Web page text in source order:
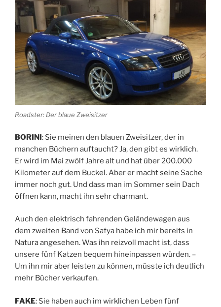
Roadster: Der blaue Zweisitzer
BORINI: Sie meinen den blauen Zweisitzer, der in
manchen Büchern auftaucht? Ja, den gibt es wirklich.
Er wird im Mai zwölf Jahre alt und hat über 200.000
Kilometer auf dem Buckel. Aber er macht seine Sache
immer noch gut. Und dass man im Sommer sein Dach
öffnen kann, macht ihn sehr charmant.
Auch den elektrisch fahrenden Geländewagen aus
dem zweiten Band von Safya habe ich mir bereits in
Natura angesehen. Was ihn reizvoll macht ist, dass
unsere fünf Katzen bequem hineinpassen würden. –
Um ihn mir aber leisten zu können, müsste ich deutlich
mehr Bücher verkaufen.
FAKE: Sie haben auch im wirklichen Leben fünf